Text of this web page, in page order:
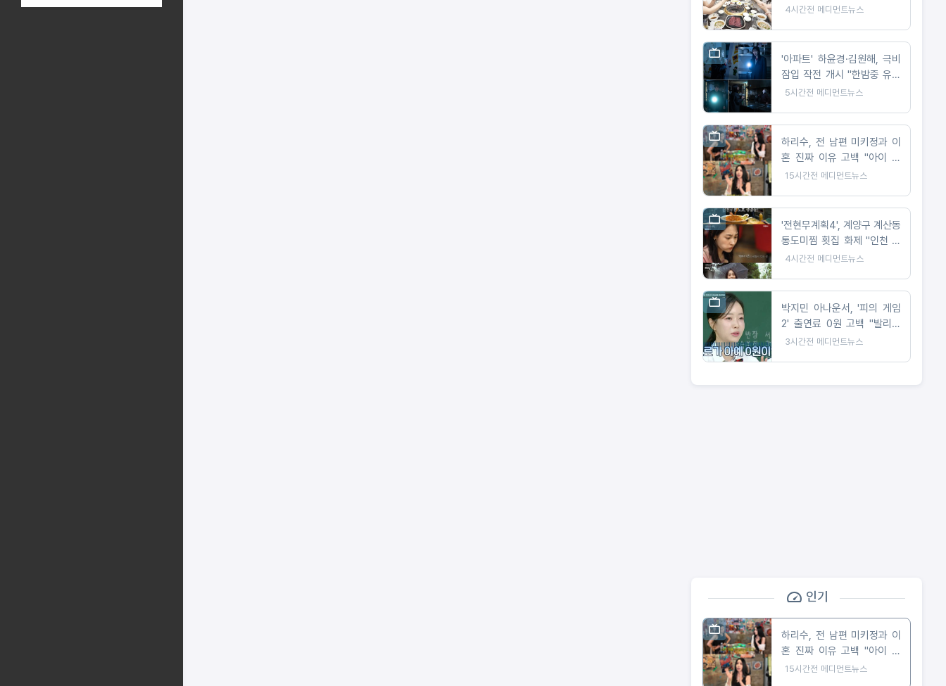
사랑 보답"
4시간전 메디먼트뉴스
'아파트' 하윤경·김원해, 극비
잠입 작전 개시 "한밤중 유치
원에 등장한 두 사람"
5시간전 메디먼트뉴스
하리수, 전 남편 미키정과 이
혼 진짜 이유 고백 "아이 못
낳아 미안했다"
15시간전 메디먼트뉴스
'전현무계획4', 계양구 계산동
통도미찜 횟집 화제 "인천 노
포의 맛"
4시간전 메디먼트뉴스
박지민 아나운서, '피의 게임
2' 출연료 0원 고백 "발리까
지 가서 촬영했는데"
3시간전 메디먼트뉴스
인기
하리수, 전 남편 미키정과 이
혼 진짜 이유 고백 "아이 못
낳아 미안했다"
15시간전 메디먼트뉴스